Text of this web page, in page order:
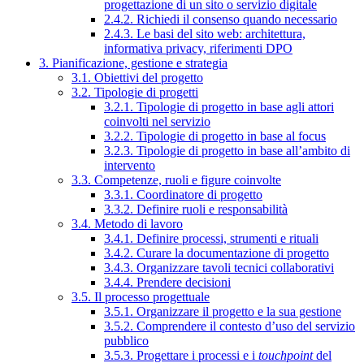
progettazione di un sito o servizio digitale
2.4.2. Richiedi il consenso quando necessario
2.4.3. Le basi del sito web: architettura,
informativa privacy, riferimenti DPO
3. Pianificazione, gestione e strategia
3.1. Obiettivi del progetto
3.2. Tipologie di progetti
3.2.1. Tipologie di progetto in base agli attori
coinvolti nel servizio
3.2.2. Tipologie di progetto in base al focus
3.2.3. Tipologie di progetto in base all’ambito di
intervento
3.3. Competenze, ruoli e figure coinvolte
3.3.1. Coordinatore di progetto
3.3.2. Definire ruoli e responsabilità
3.4. Metodo di lavoro
3.4.1. Definire processi, strumenti e rituali
3.4.2. Curare la documentazione di progetto
3.4.3. Organizzare tavoli tecnici collaborativi
3.4.4. Prendere decisioni
3.5. Il processo progettuale
3.5.1. Organizzare il progetto e la sua gestione
3.5.2. Comprendere il contesto d’uso del servizio
pubblico
3.5.3. Progettare i processi e i touchpointdel